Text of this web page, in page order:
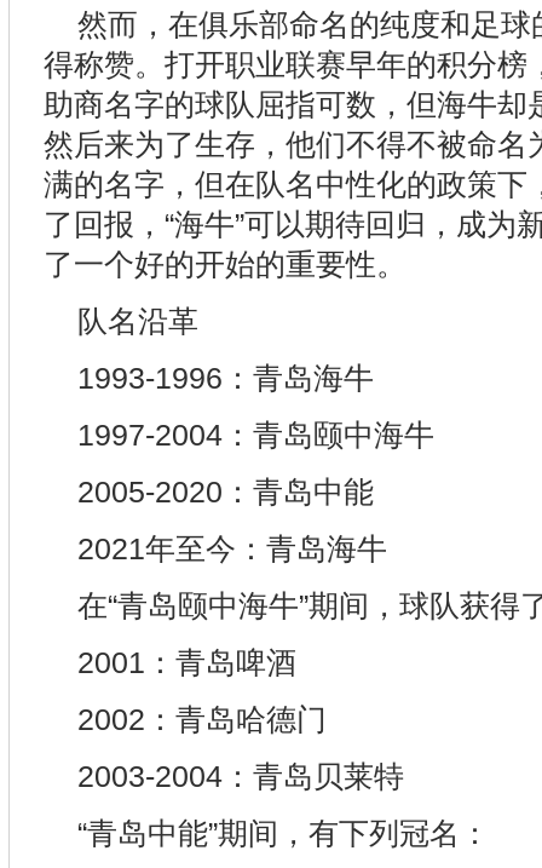
然而，在俱乐部命名的纯度和足球
得称赞。打开职业联赛早年的积分榜
助商名字的球队屈指可数，但海牛
然后来为了生存，他们不得不被命名
满的名字，但在队名中性化的政策下
了回报，“海牛”可以期待回归，成为
了一个好的开始的重要性。
队名沿革
1993-1996：青岛海牛
1997-2004：青岛颐中海牛
2005-2020：青岛中能
2021年至今：青岛海牛
在“青岛颐中海牛”期间，球队获得
2001：青岛啤酒
2002：青岛哈德门
2003-2004：青岛贝莱特
“青岛中能”期间，有下列冠名：